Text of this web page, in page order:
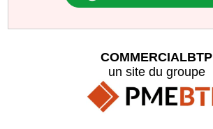
COMMERCIALBTP
un site du groupe